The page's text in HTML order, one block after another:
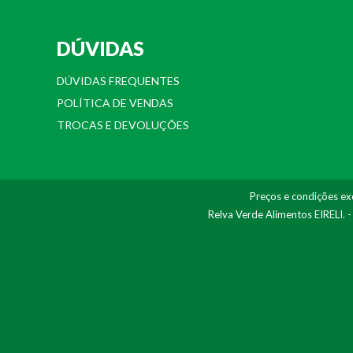
DÚVIDAS
DÚVIDAS FREQUENTES
POLÍTICA DE VENDAS
TROCAS E DEVOLUÇÕES
Preços e condições
Relva Verde Alimentos